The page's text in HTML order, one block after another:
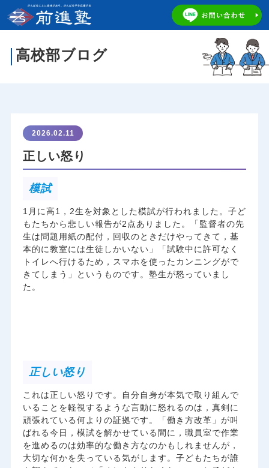
高校部ブログ
2026.02.11
正しい怒り
模試
1月に高1，2生を対象とした模試が行われました。子ど
もたちから悲しい報告が2点ありました。「監督者の先
生は問題用紙の配付，回収のときだけやってきて，基
本的に教室には生徒しかいない」「試験中に許可なく
トイレへ行けるため，スマホを使ったカンニングがで
きてしまう」というものです。塾生が怒っていまし
た。
正しい怒り
これは正しい怒りです。自分自身が本気で取り組んで
いることを軽視するような言動に怒れるのは，真剣に
頑張れている何よりの証拠です。「働き方改革」が叫
ばれる今日，模試を解かせている間に，職員室で作業
を進めるのは効率的な働き方なのかもしれませんが，
大切な何かを失っている気がします。子どもたちが誰